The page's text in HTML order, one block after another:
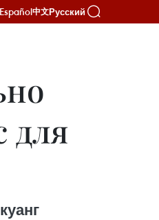
Español中文Русский
для